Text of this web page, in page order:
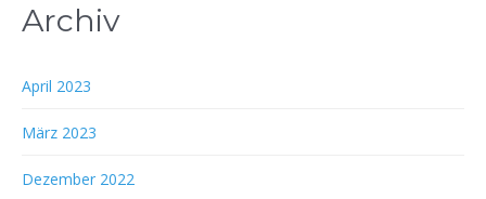
Archiv
April 2023
März 2023
Dezember 2022